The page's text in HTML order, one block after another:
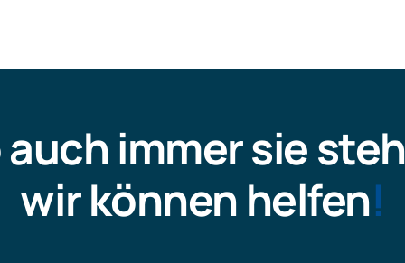
auch immer sie
wir können helfen!